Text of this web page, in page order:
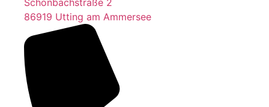
86919 Utting am Ammersee